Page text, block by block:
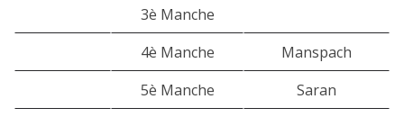
3è Manche
4è Manche
Manspach
5è Manche
Saran